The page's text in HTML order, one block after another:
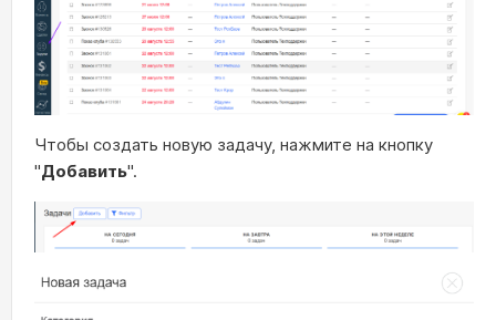
Чтобы создать новую задачу, нажмите на кнопку
"Добавить".